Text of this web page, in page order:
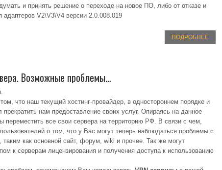
и принять решение о переходе на новое ПО, либо от отказе и
V2\V3\V4 версии 2.0.008.019
ПОДРОБНЕЕ
Возможные проблемы…
что наш текущий хостинг-провайдер, в одностороннем порядке и
нам предоставление своих услуг. Опираясь на данное
все свои сервера на территорию РФ. В связи с чем,
о том, что у Вас могут теперь наблюдаться проблемы с
как основной сайт, форум, wiki и прочее. Так же могут
к серверам лицензирования и получения доступа к использованию